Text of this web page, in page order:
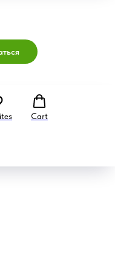
Cart